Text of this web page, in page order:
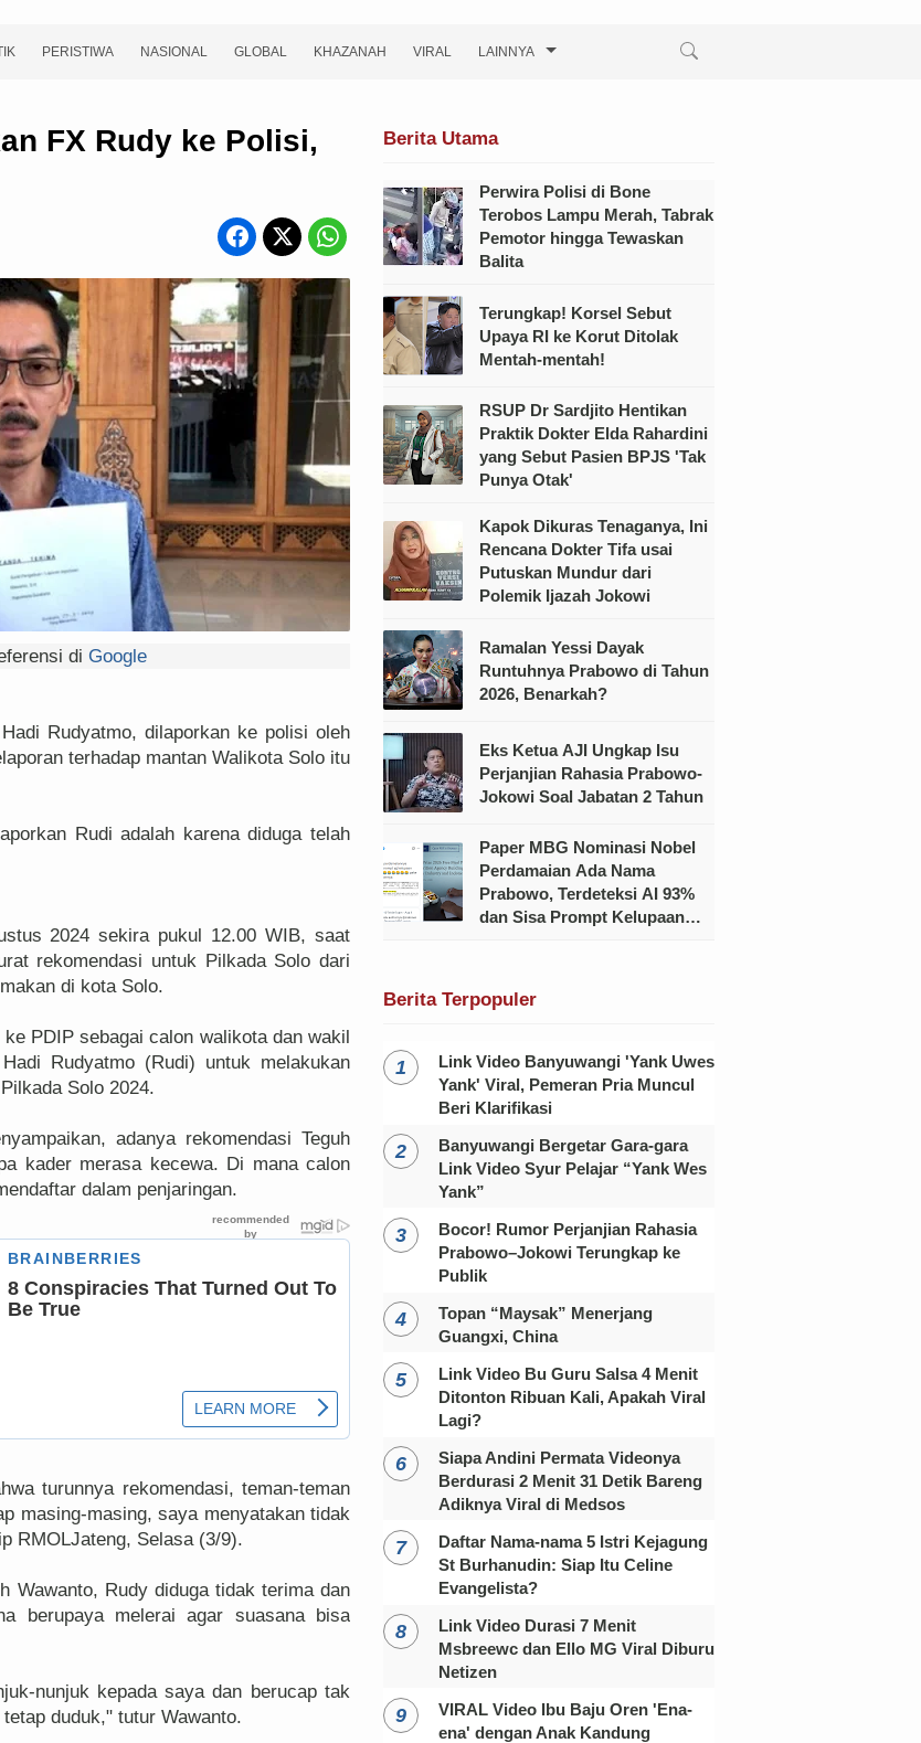
PERISTIWA NASIONAL GLOBAL KHAZANAH VIRAL LAINNYA
FX Rudy ke Polisi,
di Google
Rudyatmo, dilaporkan ke polisi oleh
terhadap mantan Walikota Solo itu
Rudi adalah karena diduga telah
2024 sekira pukul 12.00 WIB, saat
rekomendasi untuk Pilkada Solo dari
di kota Solo.
PDIP sebagai calon walikota dan wakil
Rudyatmo (Rudi) untuk melakukan
Solo 2024.
adanya rekomendasi Teguh
kader merasa kecewa. Di mana calon
dalam penjaringan.
turunnya rekomendasi, teman-teman
masing-masing, saya menyatakan tidak
RMOLJateng, Selasa (3/9).
Wawanto, Rudy diduga tidak terima dan
berupaya melerai agar suasana bisa
nunjuk kepada saya dan berucap tak
duduk," tutur Wawanto.
Berita Utama
Perwira Polisi di Bone
Terobos Lampu Merah, Tabrak
Pemotor hingga Tewaskan
Balita
Terungkap! Korsel Sebut
Upaya RI ke Korut Ditolak
Mentah-mentah!
RSUP Dr Sardjito Hentikan
Praktik Dokter Elda Rahardini
yang Sebut Pasien BPJS 'Tak
Punya Otak'
Kapok Dikuras Tenaganya, Ini
Rencana Dokter Tifa usai
Putuskan Mundur dari
Polemik Ijazah Jokowi
Ramalan Yessi Dayak
Runtuhnya Prabowo di Tahun
2026, Benarkah?
Eks Ketua AJI Ungkap Isu
Perjanjian Rahasia Prabowo-
Jokowi Soal Jabatan 2 Tahun
Paper MBG Nominasi Nobel
Perdamaian Ada Nama
Prabowo, Terdeteksi AI 93%
dan Sisa Prompt Kelupaan
Berita Terpopuler
Link Video Banyuwangi 'Yank Uwes
Yank' Viral, Pemeran Pria Muncul
Beri Klarifikasi
Banyuwangi Bergetar Gara-gara
Link Video Syur Pelajar “Yank Wes
Yank”
Bocor! Rumor Perjanjian Rahasia
Prabowo–Jokowi Terungkap ke
Publik
Topan “Maysak” Menerjang
Guangxi, China
Link Video Bu Guru Salsa 4 Menit
Ditonton Ribuan Kali, Apakah Viral
Lagi?
Siapa Andini Permata Videonya
Berdurasi 2 Menit 31 Detik Bareng
Adiknya Viral di Medsos
Daftar Nama-nama 5 Istri Kejagung
St Burhanudin: Siap Itu Celine
Evangelista?
Link Video Durasi 7 Menit
Msbreewc dan Ello MG Viral Diburu
Netizen
VIRAL Video Ibu Baju Oren 'Ena-
ena' dengan Anak Kandung